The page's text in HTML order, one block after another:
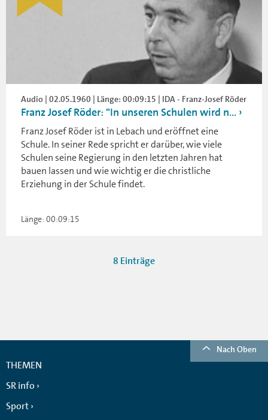
Audio | 02.05.1960 | Länge: 00:09:15 | IDA - Franz-Josef Röder
Franz Josef Röder: "In unseren Schulen wird n...
Franz Josef Röder ist in Lebach und eröffnet eine
Schule. In seiner Rede spricht er darüber, wie viele
Schulen seine Regierung in den letzten Jahren hat
bauen lassen und wie wichtig er die christliche
Erziehung in der Schule findet.
Länge: 00:09:15
8 Einträge
Nach Oben
THEMEN
SR info
Sport